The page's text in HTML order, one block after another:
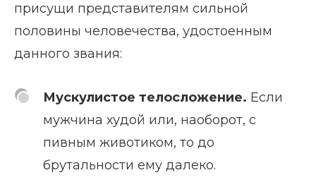
присущи представителям сильной
половины человечества, удостоенным
данного звания:
Мускулистое телосложение. Если
мужчина худой или, наоборот, с
пивным животиком, то до
брутальности ему далеко.